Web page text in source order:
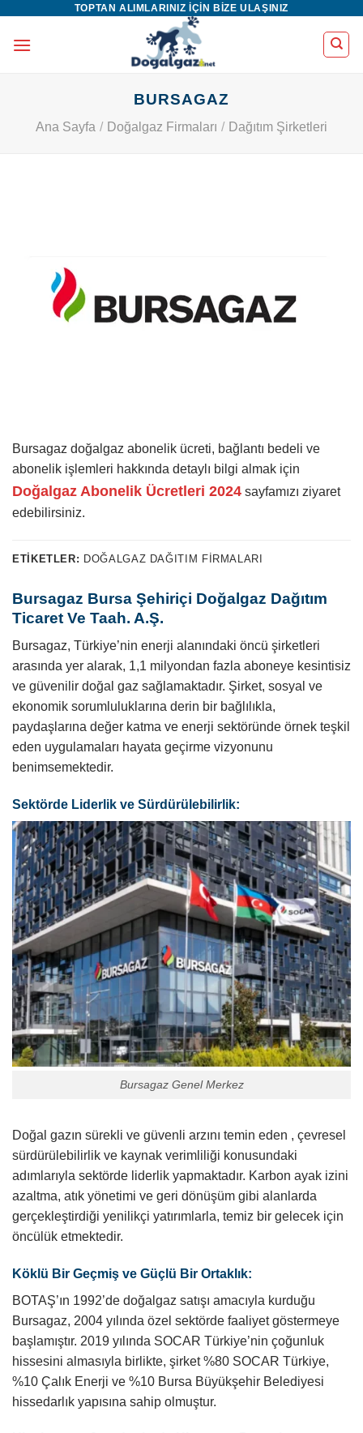
TOPTAN ALIMLARINIZ IÇIN BIZE ULAŞINIZ
BURSAGAZ
Ana Sayfa / Doğalgaz Firmaları / Dağıtım Şirketleri
Bursagaz doğalgaz abonelik ücreti, bağlantı bedeli ve
abonelik işlemleri hakkında detaylı bilgi almak için
Doğalgaz Abonelik Ücretleri 2024 sayfamızı ziyaret
edebilirsiniz.
ETIKETLER: DOĞALGAZ DAĞITIM FIRMALARI
Bursagaz Bursa Şehiriçi Doğalgaz Dağıtım
Ticaret Ve Taah. A.Ş.
Bursagaz, Türkiye’nin enerji alanındaki öncü şirketleri
arasında yer alarak, 1,1 milyondan fazla aboneye kesintisiz
ve güvenilir doğal gaz sağlamaktadır. Şirket, sosyal ve
ekonomik sorumluluklarına derin bir bağlılıkla,
paydaşlarına değer katma ve enerji sektöründe örnek teşkil
eden uygulamaları hayata geçirme vizyonunu
benimsemektedir.
Sektörde Liderlik ve Sürdürülebilirlik:
Bursagaz Genel Merkez
Doğal gazın sürekli ve güvenli arzını temin eden , çevresel
sürdürülebilirlik ve kaynak verimliliği konusundaki
adımlarıyla sektörde liderlik yapmaktadır. Karbon ayak izini
azaltma, atık yönetimi ve geri dönüşüm gibi alanlarda
gerçekleştirdiği yenilikçi yatırımlarla, temiz bir gelecek için
öncülük etmektedir.
Köklü Bir Geçmiş ve Güçlü Bir Ortaklık:
BOTAŞ’ın 1992’de doğalgaz satışı amacıyla kurduğu
Bursagaz, 2004 yılında özel sektörde faaliyet göstermeye
başlamıştır. 2019 yılında SOCAR Türkiye’nin çoğunluk
hissesini almasıyla birlikte, şirket %80 SOCAR Türkiye,
%10 Çalık Enerji ve %10 Bursa Büyükşehir Belediyesi
hissedarlık yapısına sahip olmuştur.